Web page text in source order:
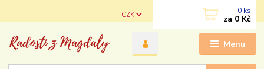
Menu
CZK 0 ks
za 0 Kč